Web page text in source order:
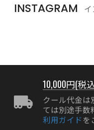
INSTAGRAM
10,000円(税
クール代金は
ては別途手数
利用ガイド を